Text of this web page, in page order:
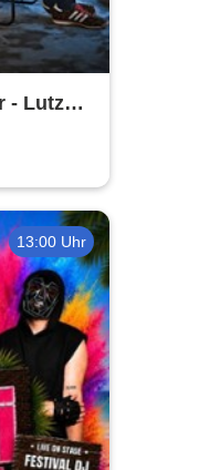
- Lutz
Atrin
13:00 Uhr